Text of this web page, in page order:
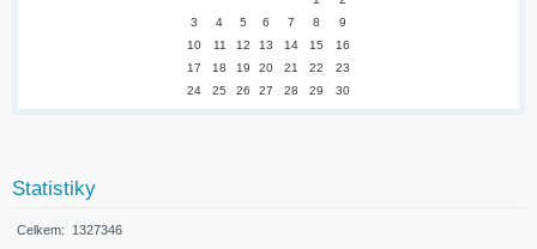
3
4 5 6 7 8
9
10
11 12 13 14 15
16
17
18 19 20 21 22
23
24
25 26 27 28 29 30
Statistiky
Celkem: 1327346